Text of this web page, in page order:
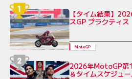
【タイム結果】
スGP プラクティス
MotoGP
2026年MotoGP第
＆タイムスケジュ